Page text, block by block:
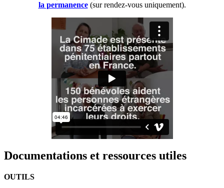
la permanence (sur rendez-vous uniquement).
Documentations et ressources utiles
OUTILS